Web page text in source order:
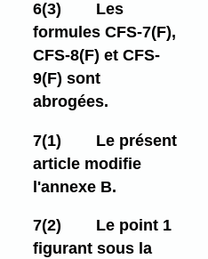
6(3)
Les
formules CFS-7(F),
CFS-8(F) et CFS-
9(F) sont
abrogées.
7(1)
Le présent
article modifie
l'annexe B.
7(2)
Le point 1
figurant sous la